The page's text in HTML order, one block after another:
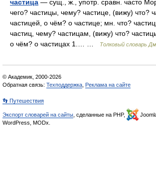
частица — сущ., ж., употр. сравн. часто
чего? частицы, чему? частице, (вижу) что?
частицей, о чём? о частице; мн. что?
частиц, чему? частицам, (вижу) что?
о чём? о частицах 1.… …
Толковый словарь
© Академик, 2000-2026
Обратная связь: Техподдержка Реклама на сайте
👣 Путешествия
Экспорт словарей на сайты , сделанные на PHP,
WordPress, MODx.